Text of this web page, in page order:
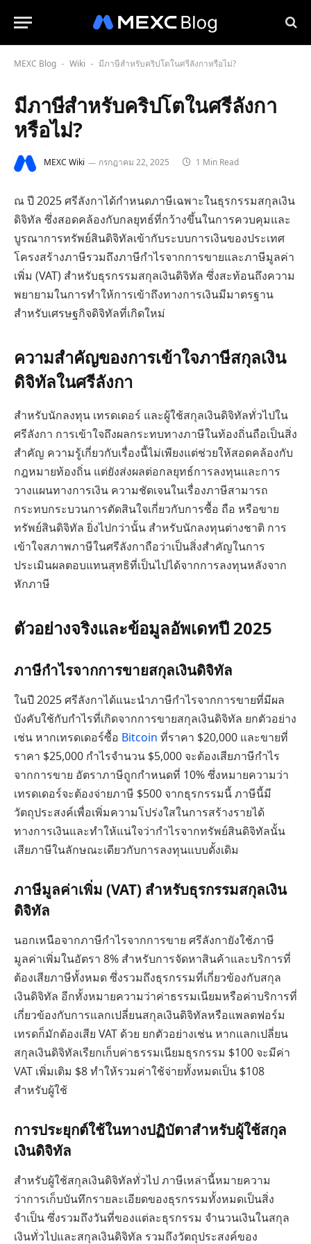
MEXC Blog - Wiki - มีภาษีสำหรับคริปโตในศรีลังกาหรือไม่?
มีภาษีสำหรับคริปโตในศรีลังกา
หรือไม่?
MEXC Wiki กรกฎาคม 22, 2025 1 Min Read
ณ ปี 2025 ศรีลังกาได้กำหนดภาษีเฉพาะในธุรกรรมสกุลเงิน
ดิจิทัล ซึ่งสอดคล้องกับกลยุทธ์ที่กว้างขึ้นในการควบคุมและ
บูรณาการทรัพย์สินดิจิทัลเข้ากับระบบการเงินของประเทศ
โครงสร้างภาษีรวมถึงภาษีกำไรจากการขายและภาษีมูลค่า
เพิ่ม (VAT) สำหรับธุรกรรมสกุลเงินดิจิทัล ซึ่งสะท้อนถึงความ
พยายามในการทำให้การเข้าถึงทางการเงินมีมาตรฐาน
สำหรับเศรษฐกิจดิจิทัลที่เกิดใหม่
ความสำคัญของการเข้าใจภาษีสกุลเงิน
ดิจิทัลในศรีลังกา
สำหรับนักลงทุน เทรดเดอร์ และผู้ใช้สกุลเงินดิจิทัลทั่วไปใน
ศรีลังกา การเข้าใจถึงผลกระทบทางภาษีในท้องถิ่นถือเป็นสิ่ง
สำคัญ ความรู้เกี่ยวกับเรื่องนี้ไม่เพียงแต่ช่วยให้สอดคล้องกับ
กฎหมายท้องถิ่น แต่ยังส่งผลต่อกลยุทธ์การลงทุนและการ
วางแผนทางการเงิน ความชัดเจนในเรื่องภาษีสามารถ
กระทบกระบวนการตัดสินใจเกี่ยวกับการซื้อ ถือ หรือขาย
ทรัพย์สินดิจิทัล ยิ่งไปกว่านั้น สำหรับนักลงทุนต่างชาติ การ
เข้าใจสภาพภาษีในศรีลังกาถือว่าเป็นสิ่งสำคัญในการ
ประเมินผลตอบแทนสุทธิที่เป็นไปได้จากการลงทุนหลังจาก
หักภาษี
ตัวอย่างจริงและข้อมูลอัพเดทปี 2025
ภาษีกำไรจากการขายสกุลเงินดิจิทัล
ในปี 2025 ศรีลังกาได้แนะนำภาษีกำไรจากการขายที่มีผล
บังคับใช้กับกำไรที่เกิดจากการขายสกุลเงินดิจิทัล ยกตัวอย่าง
เช่น หากเทรดเดอร์ซื้อ Bitcoin ที่ราคา $20,000 และขายที่
ราคา $25,000 กำไรจำนวน $5,000 จะต้องเสียภาษีกำไร
จากการขาย อัตราภาษีถูกกำหนดที่ 10% ซึ่งหมายความว่า
เทรดเดอร์จะต้องจ่ายภาษี $500 จากธุรกรรมนี้ ภาษีนี้มี
วัตถุประสงค์เพื่อเพิ่มความโปร่งใสในการสร้างรายได้
ทางการเงินและทำให้แน่ใจว่ากำไรจากทรัพย์สินดิจิทัลนั้น
เสียภาษีในลักษณะเดียวกับการลงทุนแบบดั้งเดิม
ภาษีมูลค่าเพิ่ม (VAT) สำหรับธุรกรรมสกุลเงิน
ดิจิทัล
นอกเหนือจากภาษีกำไรจากการขาย ศรีลังกายังใช้ภาษี
มูลค่าเพิ่มในอัตรา 8% สำหรับการจัดหาสินค้าและบริการที่
ต้องเสียภาษีทั้งหมด ซึ่งรวมถึงธุรกรรมที่เกี่ยวข้องกับสกุล
เงินดิจิทัล อีกทั้งหมายความว่าค่าธรรมเนียมหรือค่าบริการที่
เกี่ยวข้องกับการแลกเปลี่ยนสกุลเงินดิจิทัลหรือแพลตฟอร์ม
เทรดก็มักต้องเสีย VAT ด้วย ยกตัวอย่างเช่น หากแลกเปลี่ยน
สกุลเงินดิจิทัลเรียกเก็บค่าธรรมเนียมธุรกรรม $100 จะมีค่า
VAT เพิ่มเติม $8 ทำให้รวมค่าใช้จ่ายทั้งหมดเป็น $108
สำหรับผู้ใช้
การประยุกต์ใช้ในทางปฏิบัตาสำหรับผู้ใช้สกุล
เงินดิจิทัล
สำหรับผู้ใช้สกุลเงินดิจิทัลทั่วไป ภาษีเหล่านี้หมายความ
ว่าการเก็บบันทึกรายละเอียดของธุรกรรมทั้งหมดเป็นสิ่ง
จำเป็น ซึ่งรวมถึงวันที่ของแต่ละธุรกรรม จำนวนเงินในสกุล
เงินทั่วไปและสกุลเงินดิจิทัล รวมถึงวัตถุประสงค์ของ